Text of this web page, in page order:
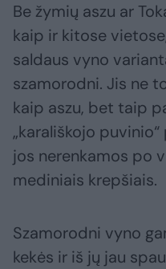
Be žymių aszu ar
kaip ir kitose
saldaus vyno
szamorodni. Jis ne
kaip aszu, bet taip
„karališkojo
jos nerenkamos po
mediniais krepšiais.
Szamorodni vyno
kekės ir iš jų jau